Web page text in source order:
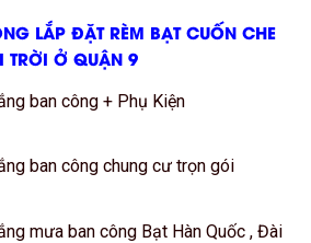
LẮP ĐẶT RÈM BẠT CUỐN CHE
TRỜI Ở QUẬN 9
ban công + Phụ Kiện
ban công chung cư trọn gói
mưa ban công Bạt Hàn Quốc , Đài